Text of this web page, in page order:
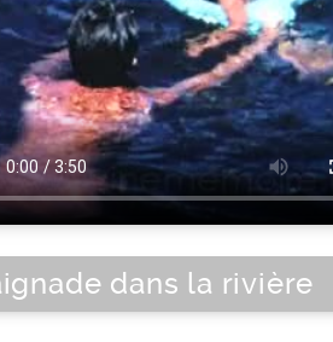
dans la rivière